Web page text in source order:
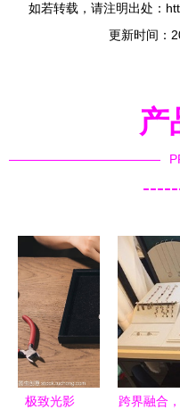
如若转载，请注明出处：
更新时间：
产
极致光影
跨界融合，